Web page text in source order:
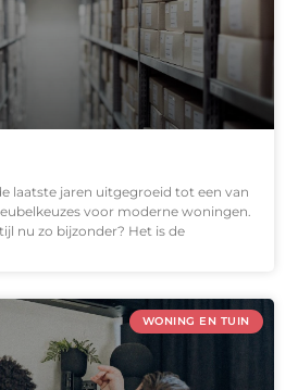
laatste jaren uitgegroeid tot een van
voor moderne woningen.
nu zo bijzonder? Het is de
WONING EN TUIN